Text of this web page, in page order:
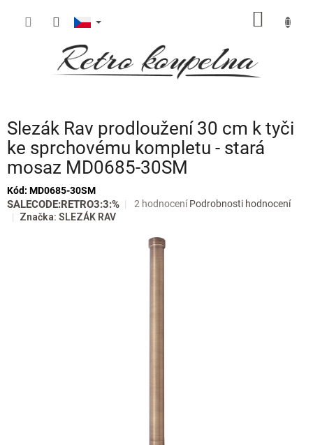
Slezák Rav prodloužení 30 cm k tyči
ke sprchovému kompletu - stará
mosaz MD0685-30SM
Kód: MD0685-30SM
SALECODE:RETRO3:3:%
Průměrné
2 hodnocení Podrobnosti hodnocení
Značka: SLEZÁK RAV